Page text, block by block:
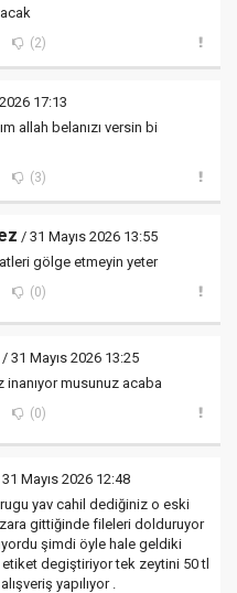
(2)
17:13
allah belanızı versin bi
(3)
/ 31 Mayıs 2026 13:55
gölge etmeyin yeter
(0)
/ 31 Mayıs 2026 13:25
musunuz acaba
(0)
Mayıs 2026 12:48
yav cahil dediğiniz o eski
gittiğinde fileleri dolduruyor
şimdi öyle hale geldiki
degiştiriyor tek zeytini 50 tl
yapılıyor .